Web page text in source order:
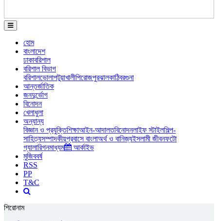
হোম
বাংলাদেশ
ঢাকাবরিশাল
বরিশাল বিভাগ
বরিশালভোলাপটুয়াখালীপিরোজপুরঝালকাঠিবরগুনা
আন্তর্জাতিক
জনদুর্ভোগ
বিনোদন
খেলাধুলা
অন্যান্য
বিজ্ঞান ও প্রযুক্তিশিক্ষাআইন-আদালতবিনোদনলাইফ স্টাইলশিল্প-
সাহিত্যসম্পাদকীয়প্রবাসে বাংলাঅর্থ ও বানিজ্যইসলামী জীবনফটো
গ্যালারিগনমাধ্যম
আর্কাইভ
মুজিববর্ষ
RSS
PP
T&C
শিরোনাম